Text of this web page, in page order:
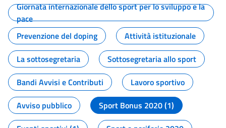
Giornata internazionale dello sport per lo sviluppo e la
pace
Prevenzione del doping
Attività istituzionale
La sottosegretaria
Sottosegretaria allo sport
Bandi Avvisi e Contributi
Lavoro sportivo
Avviso pubblico
Sport Bonus 2020 (1)